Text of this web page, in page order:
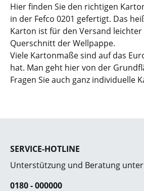
Hier finden Sie den richtigen
in der Fefco 0201 gefertigt. Das
Karton ist für den Versand
Querschnitt der Wellpappe.
Viele Kartonmaße sind auf das
hat. Man geht hier von der
Fragen Sie auch ganz individuelle
SERVICE-HOTLINE
Unterstützung und Beratung
0180 - 000000